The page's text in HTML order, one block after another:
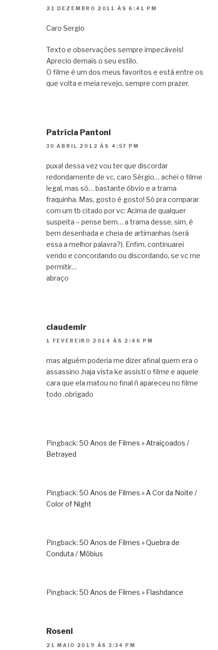
21 DEZEMBRO 2011 ÀS 6:41 PM
Caro Sergio
Texto e observações sempre impecáveis!
Aprecio demais o seu estilo.
O filme é um dos meus favoritos e está entre os
que volta e meia revejo, sempre com prazer.
Patrícia Pantoni
30 ABRIL 2012 ÀS 4:57 PM
puxa! dessa vez vou ter que discordar
redondamente de vc, caro Sérgio… achei o filme
legal, mas só… bastante óbvio e a trama
fraquinha. Mas, gosto é gosto! Só pra comparar
com um tb citado por vc: Acima de qualquer
suspeita – pense bem… a trama desse, sim, é
bem desenhada e cheia de artimanhas (será
essa a melhor palavra?). Enfim, continuarei
vendo e concordando ou discordando, se vc me
permitir…
abraço
claudemir
1 FEVEREIRO 2014 ÀS 2:46 PM
mas alguém poderia me dizer afinal quem era o
assassino ,haja vista ke assisti o filme e aquele
cara que ela matou no final ñ apareceu no filme
todo .obrigado
Pingback: 50 Anos de Filmes » Atraiçoados /
Betrayed
Pingback: 50 Anos de Filmes » A Cor da Noite /
Color of Night
Pingback: 50 Anos de Filmes » Quebra de
Conduta / Möbius
Pingback: 50 Anos de Filmes » Flashdance
Roseni
21 MAIO 2019 ÀS 3:34 PM